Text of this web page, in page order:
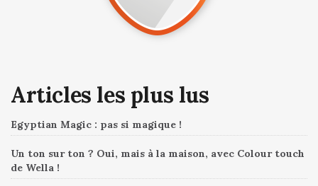
Articles les plus lus
Egyptian Magic : pas si magique !
Un ton sur ton ? Oui, mais à la maison, avec Colour touch
de Wella !